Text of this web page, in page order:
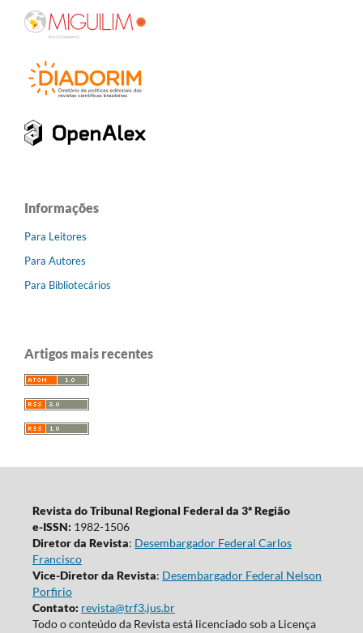
Informações
Para Leitores
Para Autores
Para Bibliotecários
Artigos mais recentes
Revista do Tribunal Regional Federal da 3ª Região
e-ISSN: 1982-1506
Diretor da Revista: Desembargador Federal Carlos
Francisco
Vice-Diretor da Revista: Desembargador Federal Nelson
Porfirio
Contato: revista@trf3.jus.br
Todo o conteúdo da Revista está licenciado sob a Licença